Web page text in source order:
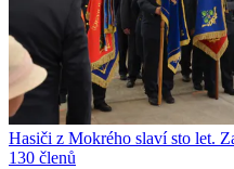
Hasiči z Mokrého slaví sto let.
130 členů